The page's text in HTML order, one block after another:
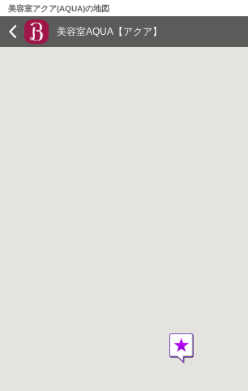
美容室アクア(AQUA)の地図
美容室AQUA【アクア】